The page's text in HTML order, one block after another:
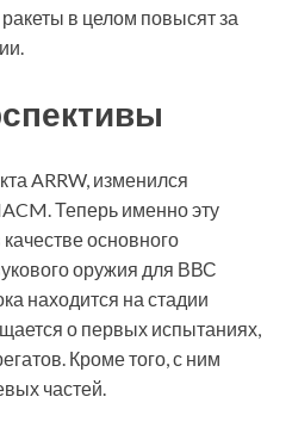
в целом повысят за
ARRW, изменился
Теперь именно эту
основного
оружия для ВВС
находится на стадии
о первых испытаниях,
Кроме того, с ним
частей.